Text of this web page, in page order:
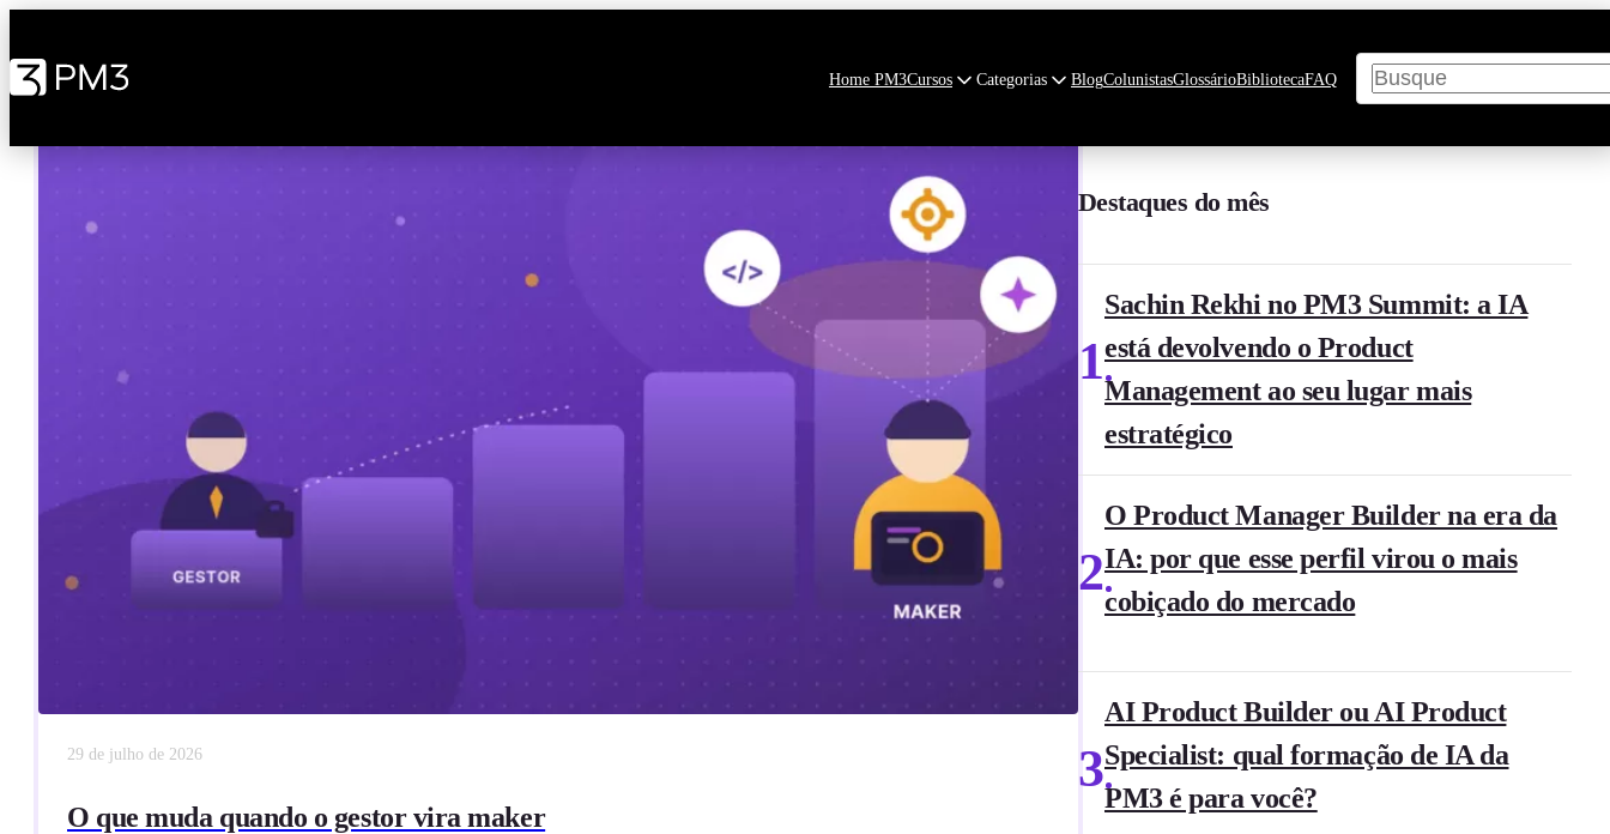
Home PM3Cursos Categorias BlogColunistasGlossárioBibliotecaFAQ
Pesquisar
29 de julho de 2026
O que muda quando o gestor vira maker
Destaques do mês
1
Sachin Rekhi no PM3 Summit: a IA
está devolvendo o Product
Management ao seu lugar mais
estratégico
2
O Product Manager Builder na era da
IA: por que esse perfil virou o mais
cobiçado do mercado
3
AI Product Builder ou AI Product
Specialist: qual formação de IA da
PM3 é para você?